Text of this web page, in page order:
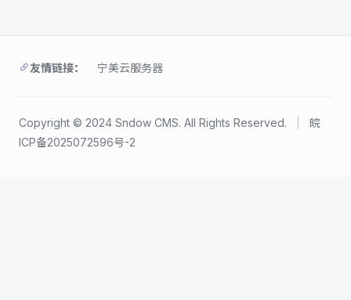
友情链接： 宁美云服务器
Copyright © 2024 Sndow CMS. All Rights Reserved.
皖
ICP备2025072596号-2